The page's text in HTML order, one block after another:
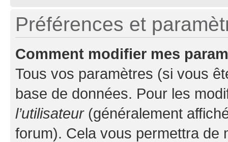
Préférences et
Comment modifier mes
Tous vos paramètres (si vous
base de données. Pour les
l’utilisateur(généralement
forum). Cela vous permettra de